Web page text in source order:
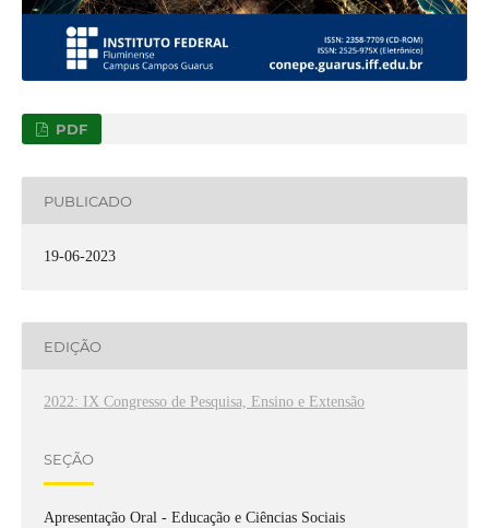
PDF
PUBLICADO
19-06-2023
EDIÇÃO
2022: IX Congresso de Pesquisa, Ensino e Extensão
SEÇÃO
Apresentação Oral - Educação e Ciências Sociais